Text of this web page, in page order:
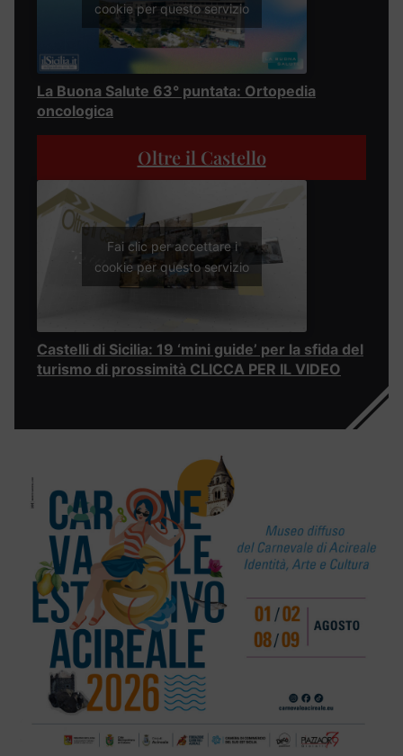
cookie per questo servizio
La Buona Salute 63° puntata: Ortopedia
oncologica
Oltre il Castello
Fai clic per accettare i
cookie per questo servizio
Castelli di Sicilia: 19 ‘mini guide’ per la sfida del
turismo di prossimità CLICCA PER IL VIDEO